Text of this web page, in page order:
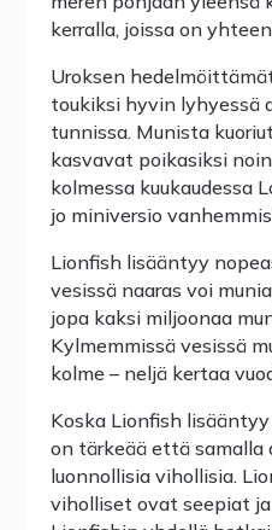
kerralla, joissa on
Uroksen
toukiksi hyvin lyhyessä
tunnissa. Munista
kasvavat poikasiksi
kolmessa kuukaudessa
jo miniversio
Lionfish lisääntyy
vesissä naaras voi
jopa kaksi miljoonaa
Kylmemmissä vesissä
kolme – neljä kertaa
Koska Lionfish
on tärkeää että samalla
luonnollisia vihollisia.
viholliset ovat seepiat